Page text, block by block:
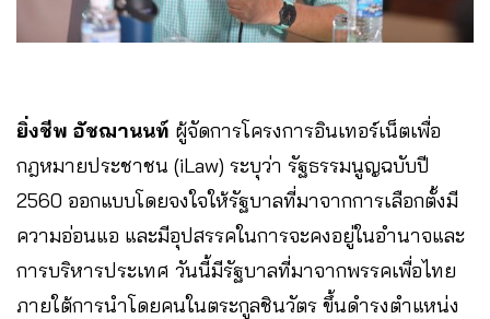
ยิ่งชีพ อัชฌานนท์ ผู้จัดการโครงการอินเทอร์เน็ตเพื่อ
กฎหมายประชาชน (iLaw) ระบุว่า รัฐธรรมนูญฉบับปี
2560 ออกแบบโดยจงใจให้รัฐบาลที่มาจากการเลือกตั้งมี
ความอ่อนแอ และมีอุปสรรคในการจะคงอยู่ในอำนาจและ
การบริหารประเทศ วันนี้มีรัฐบาลที่มาจากพรรคเพื่อไทย
ภายใต้การนำโดยคนในตระกูลชินวัตร ขึ้นดำรงตำแหน่ง